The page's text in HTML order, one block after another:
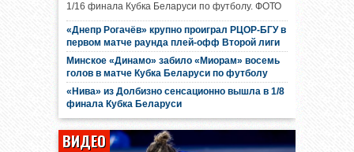
1/16 финала Кубка Беларуси по футболу. ФОТО
«Днепр Рогачёв» крупно проиграл РЦОР-БГУ в
первом матче раунда плей-офф Второй лиги
Минское «Динамо» забило «Миорам» восемь
голов в матче Кубка Беларуси по футболу
«Нива» из Долбизно сенсационно вышла в 1/8
финала Кубка Беларуси
ВИДЕО